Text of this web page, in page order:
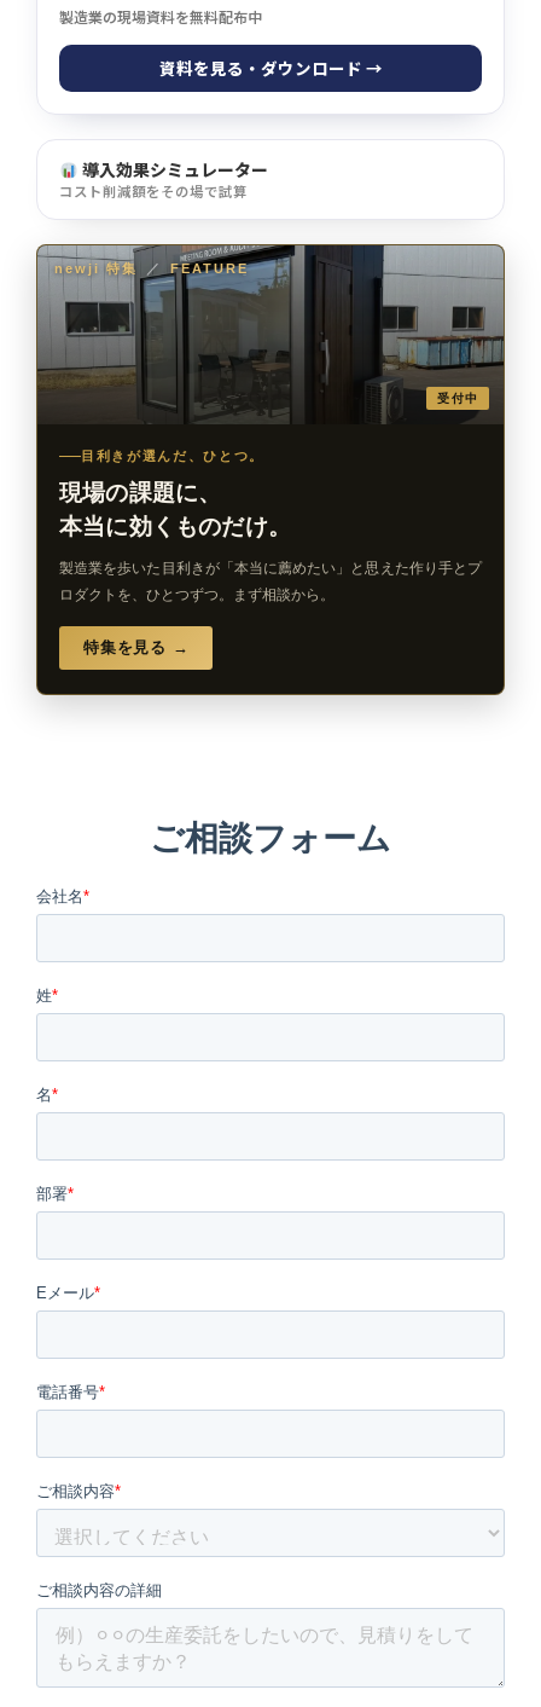
製造業の現場資料を無料配布中
資料を見る・ダウンロード →
導入効果シミュレーター
コスト削減額をその場で試算
newji 特集 ／ FEATURE
受付中
目利きが選んだ、ひとつ。
現場の課題に、
本当に効くものだけ。
製造業を歩いた目利きが「本当に薦めたい」と思えた作り手とプ
ロダクトを、ひとつずつ。まず相談から。
特集を見る →